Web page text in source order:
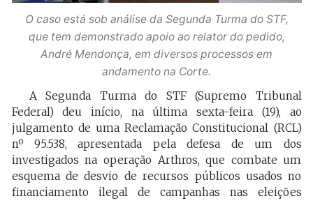
O caso está sob análise da Segunda Turma do STF,
que tem demonstrado apoio ao relator do pedido,
André Mendonça, em diversos processos em
andamento na Corte.
A Segunda Turma do STF (Supremo Tribunal
Federal) deu início, na última sexta-feira (19), ao
julgamento de uma Reclamação Constitucional (RCL)
nº 95.538, apresentada pela defesa de um dos
investigados na operação Arthros, que combate um
esquema de desvio de recursos públicos usados no
financiamento ilegal de campanhas nas eleições